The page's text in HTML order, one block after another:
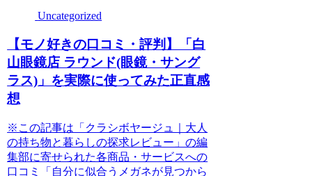
Uncategorized
【モノ好きの口コミ・評判】「白
山眼鏡店 ラウンド(眼鏡・サング
ラス)」を実際に使ってみた正直感
想
※この記事は「クラシボヤージュ｜大人
の持ち物と暮らしの探求レビュー」の編
集部に寄せられた各商品・サービスへの
口コミ「自分に似合うメガネが見つから